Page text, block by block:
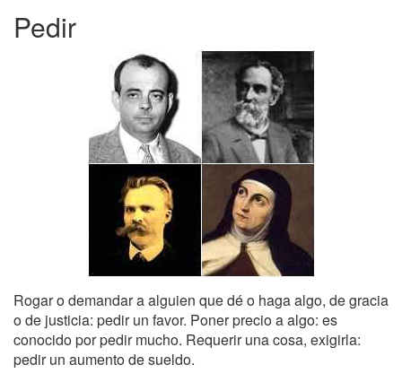
Pedir
Rogar o demandar a alguien que dé o haga algo, de gracia
o de justicia: pedir un favor. Poner precio a algo: es
conocido por pedir mucho. Requerir una cosa, exigirla:
pedir un aumento de sueldo.